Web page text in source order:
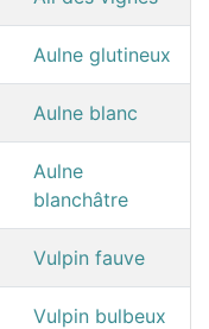
Aulne glutineux
Aulne blanc
Aulne
blanchâtre
Vulpin fauve
Vulpin bulbeux